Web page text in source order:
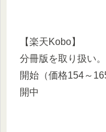
【楽天Kobo】
分冊版を取り扱い
開始（価格154～
開中